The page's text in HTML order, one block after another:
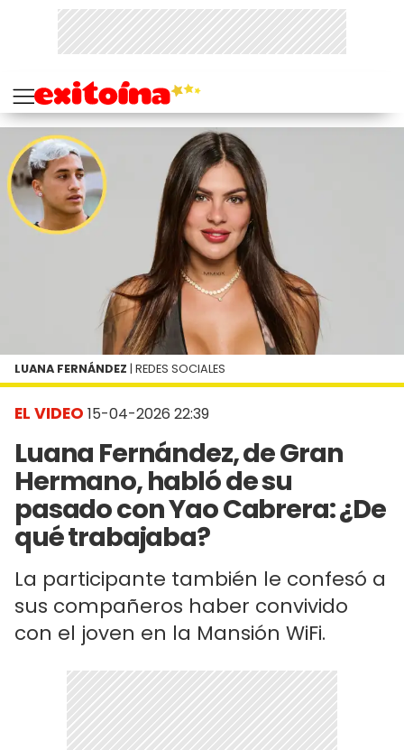
EL VIDEO 15-04-2026 22:39
Luana Fernández, de Gran
Hermano, habló de su
pasado con Yao Cabrera: ¿De
qué trabajaba?
La participante también le confesó a
sus compañeros haber convivido
con el joven en la Mansión WiFi.
LUANA FERNÁNDEZ | REDES SOCIALES